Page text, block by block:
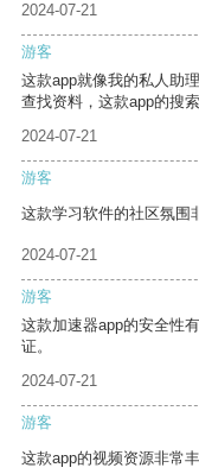
2024-07-21
游客
这款app就像我的私人助
查找资料，这款app的搜
2024-07-21
游客
这款学习软件的社区氛围
2024-07-21
游客
这款加速器app的安全性
证。
2024-07-21
游客
这款app的视频资源非常